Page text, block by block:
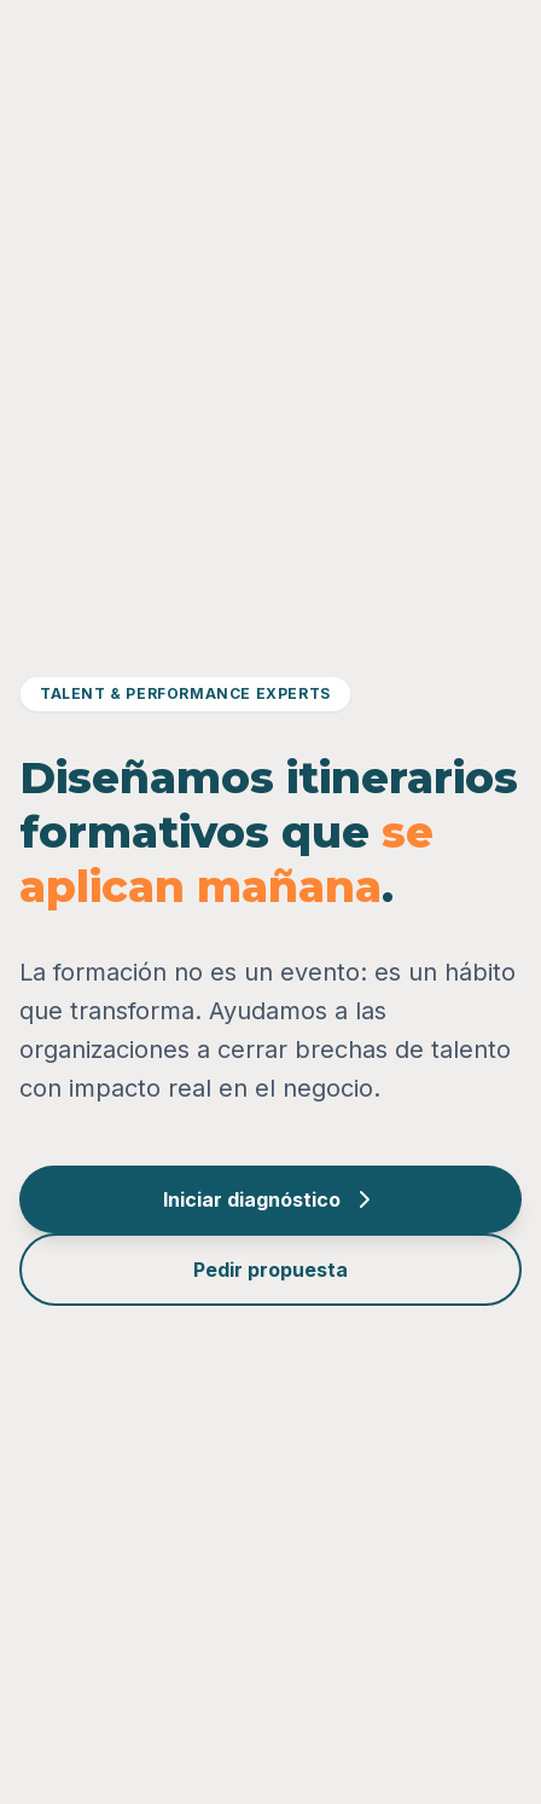
TALENT & PERFORMANCE EXPERTS
Diseñamos itinerarios
formativos que se
aplican mañana.
La formación no es un evento: es un hábito
que transforma. Ayudamos a las
organizaciones a cerrar brechas de talento
con impacto real en el negocio.
Iniciar diagnóstico
Pedir propuesta